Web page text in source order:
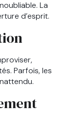
La
d’esprit.
Parfois, les